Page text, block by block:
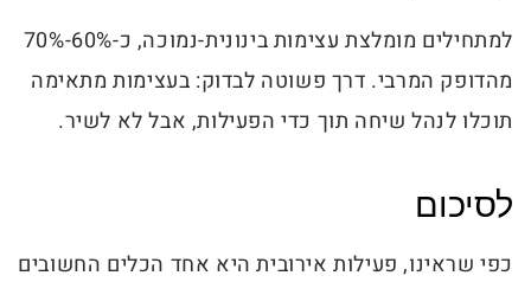
למתחילים מומלצת עצימות בינונית-נמוכה, כ-60%-70%
מהדופק המרבי. דרך פשוטה לבדוק: בעצימות מתאימה
תוכלו לנהל שיחה תוך כדי הפעילות, אבל לא לשיר.
לסיכום
כפי שראינו, פעילות אירובית היא אחד הכלים החשובים